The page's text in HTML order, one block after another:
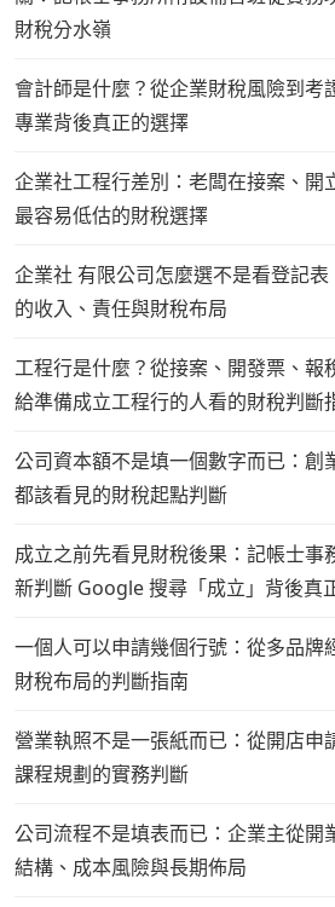
財稅分水嶺
會計師是什麼？從企業財稅風險到考
專業背後真正的選擇
企業社工程行差別：老闆在接案、開
最容易低估的財稅選擇
企業社 有限公司怎麼選不是看登記
的收入、責任與財稅布局
工程行是什麼？從接案、開發票、報
給準備成立工程行的人看的財稅判斷
公司資本額不是填一個數字而已：創
都該看見的財稅起點判斷
成立之前先看見財稅後果：記帳士事
新判斷 Google 搜尋「成立」背後真
一個人可以申請幾個行號：從多品牌
財稅布局的判斷指南
營業執照不是一張紙而已：從開店申
課程規劃的實務判斷
公司流程不是填表而已：企業主從開
結構、成本風險與長期佈局